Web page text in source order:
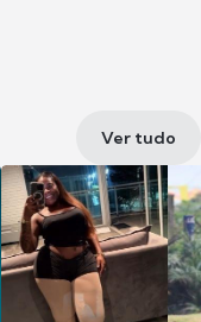
Ver tudo